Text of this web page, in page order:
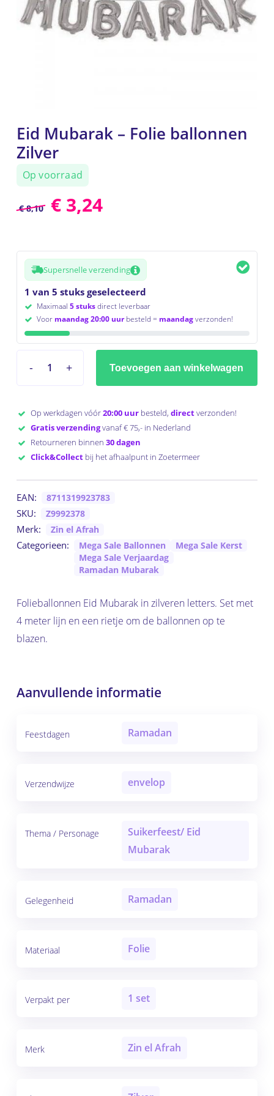
Eid Mubarak – Folie ballonnen
Zilver
Op voorraad
€8,10 € 3,24
Supersnelle verzending
1 van 5 stuks geselecteerd
Maximaal 5 stuksdirect leverbaar
Voor maandag 20:00 uurbesteld = maandagverzonden!
Toevoegen aan winkelwagen
Op werkdagen vóór20:00 uurbesteld, directverzonden!
Gratis verzendingvanaf € 75,- in Nederland
Retourneren binnen 30 dagen
Click&Collectbij het afhaalpunt in Zoetermeer
EAN: 8711319923783
SKU: Z9992378
Merk: Zin el Afrah
Categorieen: Mega Sale Ballonnen
Mega Sale Kerst
Mega Sale Verjaardag
Ramadan Mubarak
Folieballonnen Eid Mubarak in zilveren letters. Set met
4 meter lijn en een rietje om de ballonnen op te
blazen.
Aanvullende informatie
Feestdagen Ramadan
Verzendwijze envelop
Thema / Personage
Suikerfeest/ Eid
Mubarak
Gelegenheid Ramadan
Materiaal Folie
Verpakt per 1 set
Merk Zin el Afrah